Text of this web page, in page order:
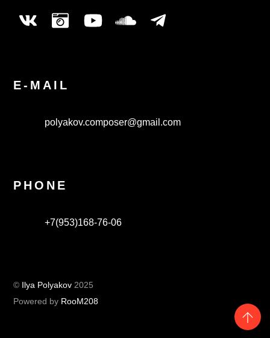
E-MAIL
polyakov.composer@gmail.com
PHONE
+7(953)168-76-06
© Ilya Polyakov 2025
Powered by RooM208